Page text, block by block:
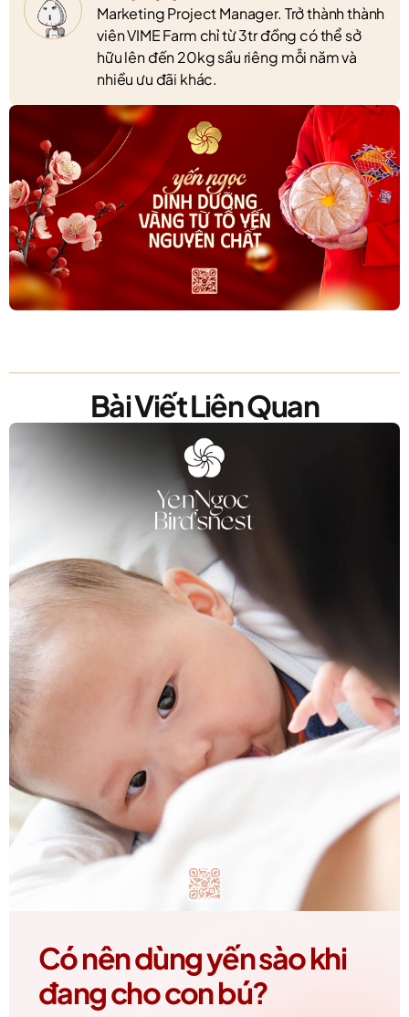
Marketing Project Manager. Trở thành thành
viên VIME Farm chỉ từ 3tr đồng có thể sở
hữu lên đến 20kg sầu riêng mỗi năm và
nhiều ưu đãi khác.
Bài Viết Liên Quan
Có nên dùng yến sào khi
đang cho con bú?